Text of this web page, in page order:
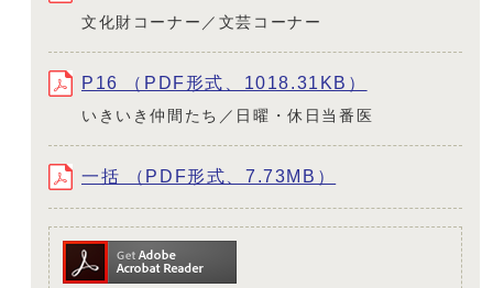
文化財コーナー／文芸コーナー
P16 （PDF形式、1018.31KB）
いきいき仲間たち／日曜・休日当番医
一括 （PDF形式、7.73MB）